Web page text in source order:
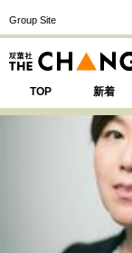
Group Site
TOP 新着
注目の記